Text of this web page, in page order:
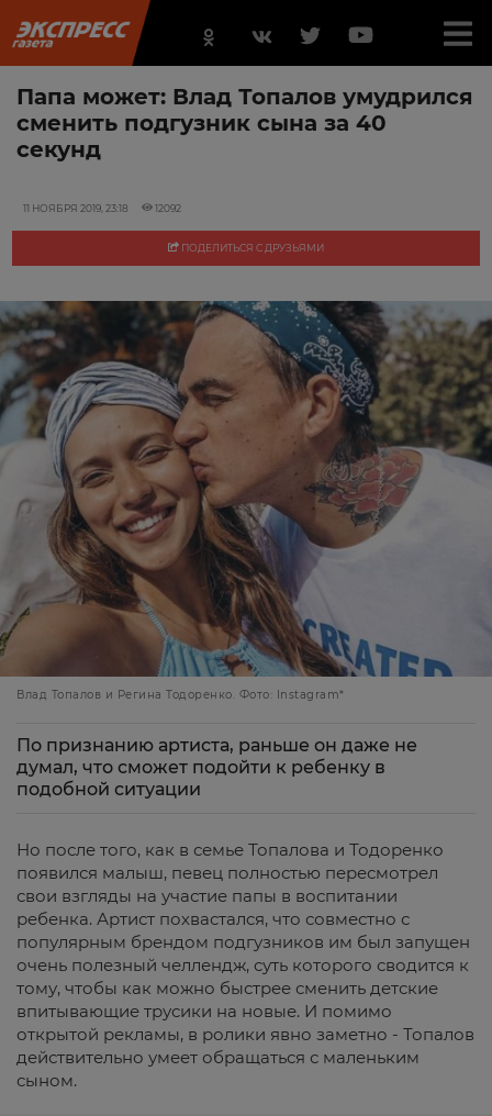
Папа может: Влад Топалов умудрился
сменить подгузник сына за 40
секунд
11 НОЯБРЯ 2019, 23:18 12092
ПОДЕЛИТЬСЯ С ДРУЗЬЯМИ
Влад Топалов и Регина Тодоренко. Фото: Instagram*
По признанию артиста, раньше он даже не
думал, что сможет подойти к ребенку в
подобной ситуации
Но после того, как в семье Топалова и Тодоренко
появился малыш, певец полностью пересмотрел
свои взгляды на участие папы в воспитании
ребенка. Артист похвастался, что совместно с
популярным брендом подгузников им был запущен
очень полезный челлендж, суть которого сводится к
тому, чтобы как можно быстрее сменить детские
впитывающие трусики на новые. И помимо
открытой рекламы, в ролики явно заметно - Топалов
действительно умеет обращаться с маленьким
сыном.